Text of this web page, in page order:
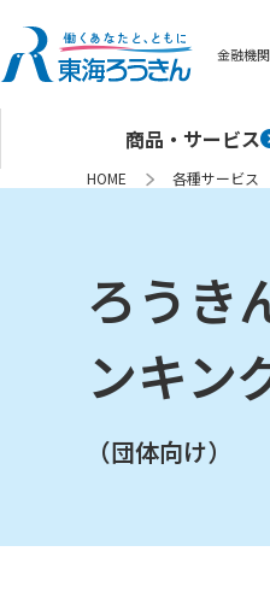
金融機
商品・サービス
HOME 各種サービス
ろうき
ンキン
（団体向け）